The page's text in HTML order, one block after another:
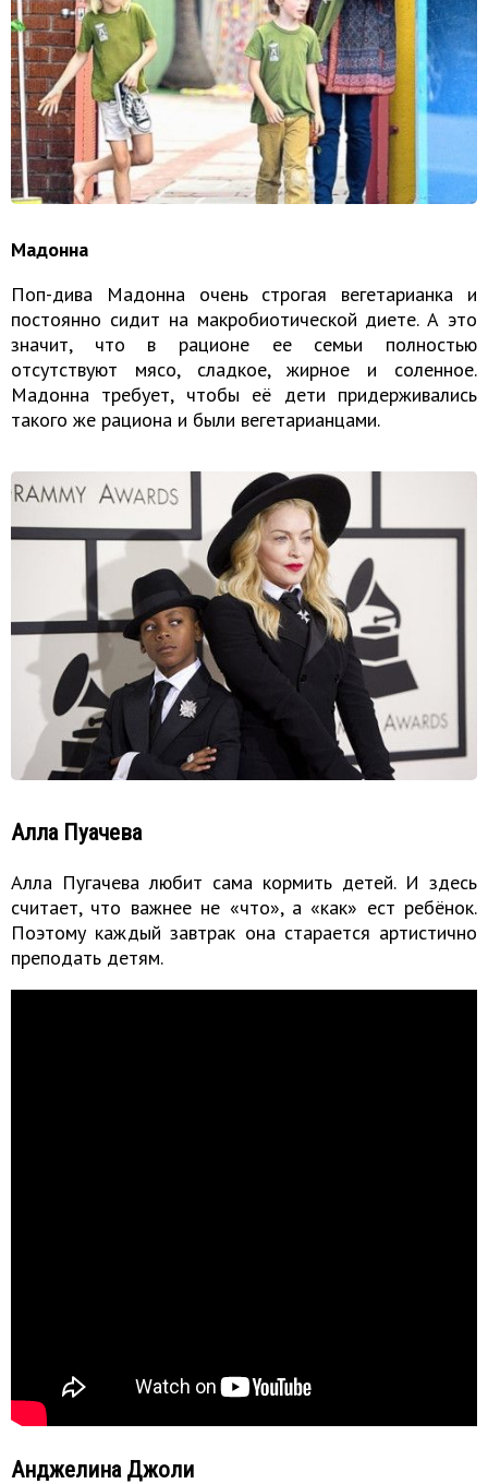
Мадонна
Поп-дива Мадонна очень строгая вегетарианка и
постоянно сидит на макробиотической диете. А это
значит, что в рационе ее семьи полностью
отсутствуют мясо, сладкое, жирное и соленное.
Мадонна требует, чтобы её дети придерживались
такого же рациона и были вегетарианцами.
Алла Пуачева
Алла Пугачева любит сама кормить детей. И здесь
считает, что важнее не «что», а «как» ест ребёнок.
Поэтому каждый завтрак она старается артистично
преподать детям.
Анджелина Джоли